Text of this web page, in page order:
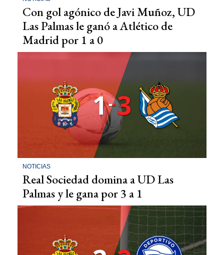
Con gol agónico de Javi Muñoz, UD
Las Palmas le ganó a Atlético de
Madrid por 1 a 0
NOTICIAS
Real Sociedad domina a UD Las
Palmas y le gana por 3 a 1